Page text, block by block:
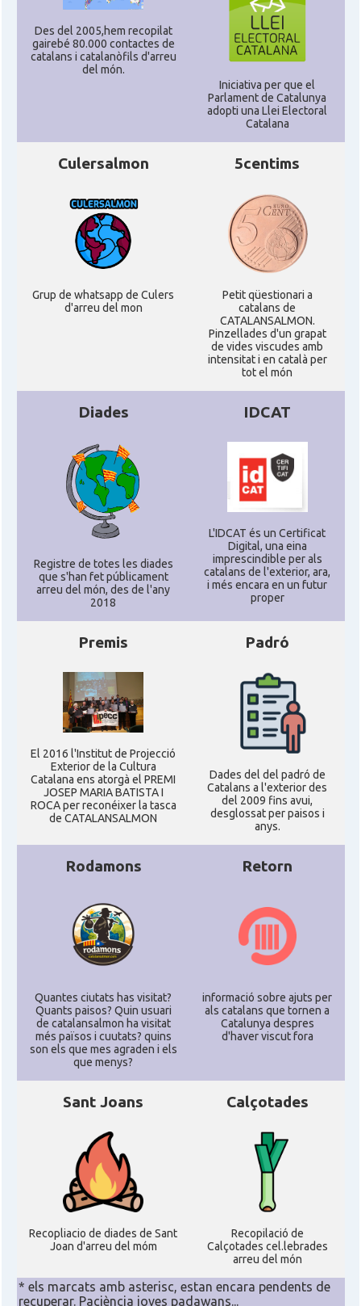
Des del 2005,hem recopilat
gairebé 80.000 contactes de
catalans i catalanòfils d'arreu
del món.
Iniciativa per que el
Parlament de Catalunya
adopti una Llei Electoral
Catalana
Culersalmon
Grup de whatsapp de Culers
d'arreu del mon
5centims
Petit qüestionari a
catalans de
CATALANSALMON.
Pinzellades d'un grapat
de vides viscudes amb
intensitat i en català per
tot el món
Diades
Registre de totes les diades
que s'han fet públicament
arreu del món, des de l'any
2018
IDCAT
L'IDCAT és un Certificat
Digital, una eina
imprescindible per als
catalans de l'exterior, ara,
i més encara en un futur
proper
Premis
El 2016 l'Institut de Projecció
Exterior de la Cultura
Catalana ens atorgà el PREMI
JOSEP MARIA BATISTA I
ROCA per reconéixer la tasca
de CATALANSALMON
Padró
Dades del del padró de
Catalans a l'exterior des
del 2009 fins avui,
desglossat per paisos i
anys.
Rodamons
Quantes ciutats has visitat?
Quants paisos? Quin usuari
de catalansalmon ha visitat
més països i cuutats? quins
son els que mes agraden i els
que menys?
Retorn
informació sobre ajuts per
als catalans que tornen a
Catalunya despres
d'haver viscut fora
Sant Joans
Recopliacio de diades de Sant
Joan d'arreu del móm
Calçotades
Recopilació de
Calçotades cel.lebrades
arreu del món
* els marcats amb asterisc, estan encara pendents de
recuperar. Paciència joves padawans...